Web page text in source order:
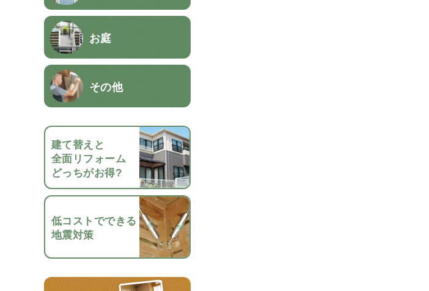
お庭
その他
建て替えと
全面リフォーム
どっちがお得?
低コストでできる
地震対策